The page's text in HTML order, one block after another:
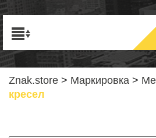
Znak.store > Маркировка >
кресел